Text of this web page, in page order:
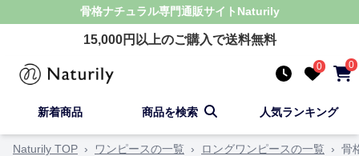
骨格ナチュラル専門通販サイト Naturily
15,000円以上のご購入で送料無料
0 0
新着商品 商品を検索 人気ランキング
Naturily TOP › ワンピースの一覧 › ロングワンピースの一覧 › 骨